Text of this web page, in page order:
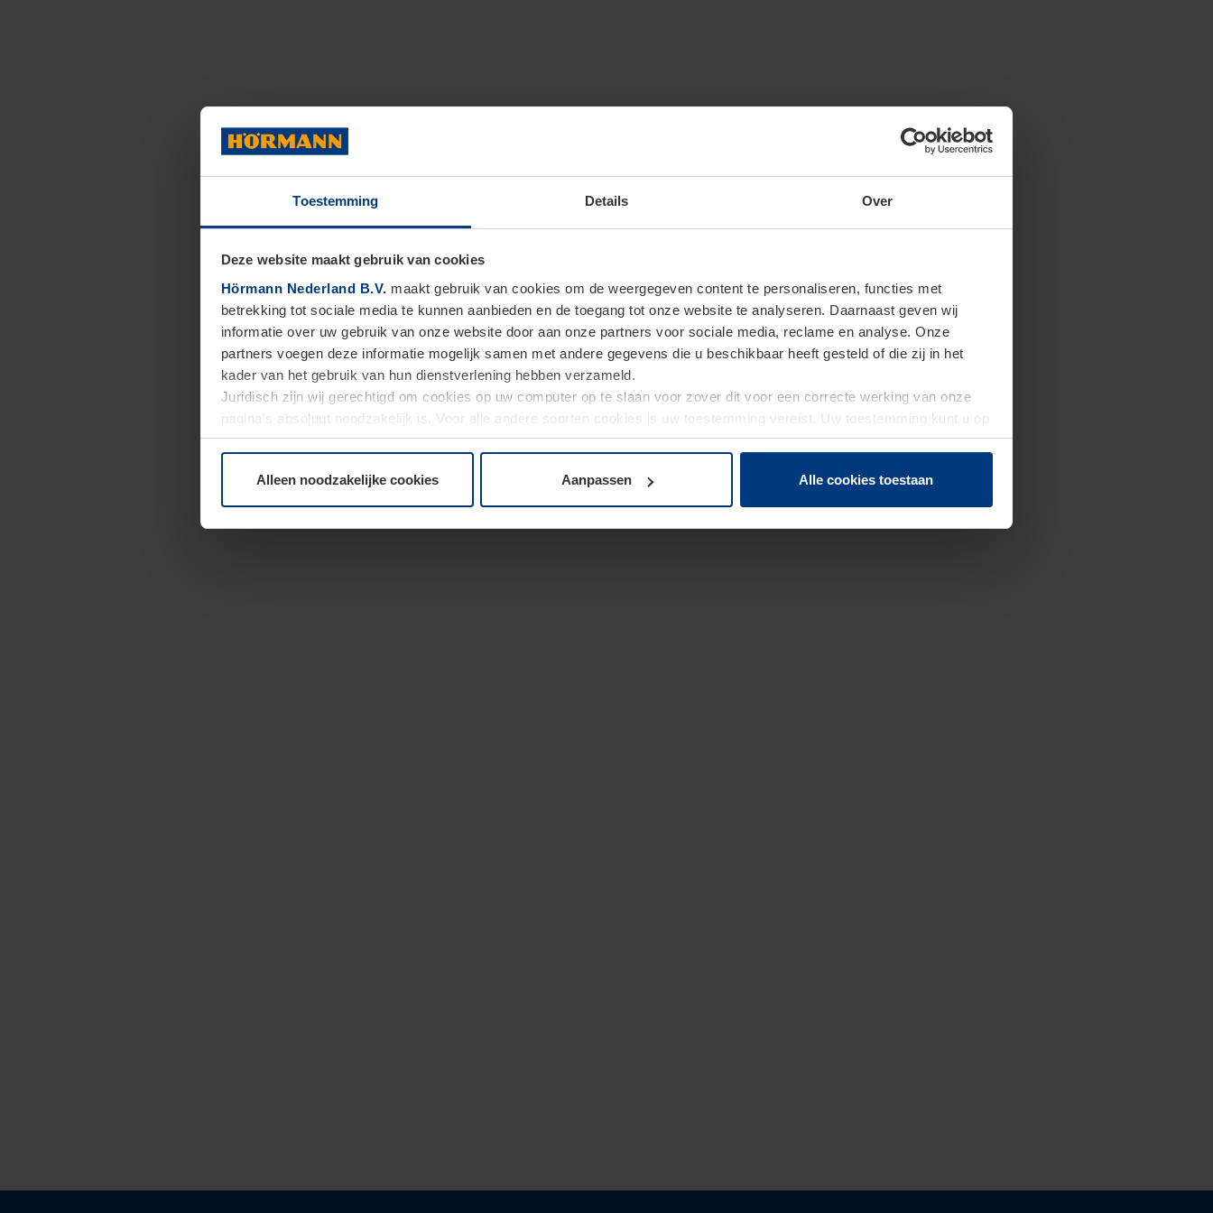
Toestemming Details Over
Deze website maakt gebruik van cookies
Hörmann Nederland B.V. maakt gebruik van cookies om de weergegeven content te personaliseren, functies met
betrekking tot sociale media te kunnen aanbieden en de toegang tot onze website te analyseren. Daarnaast geven wij
informatie over uw gebruik van onze website door aan onze partners voor sociale media, reclame en analyse. Onze
partners voegen deze informatie mogelijk samen met andere gegevens die u beschikbaar heeft gesteld of die zij in het
kader van het gebruik van hun dienstverlening hebben verzameld.
Juridisch zijn wij gerechtigd om cookies op uw computer op te slaan voor zover dit voor een correcte werking van onze
pagina's absoluut noodzakelijk is. Voor alle andere soorten cookies is uw toestemming vereist. Uw toestemming kunt u op
elk moment bij de uitleg van de cookies op paginaprivacyverklaringop onze website wijzigen of herroepen.
Alleen noodzakelijke cookies Aanpassen Alle cookies toestaan